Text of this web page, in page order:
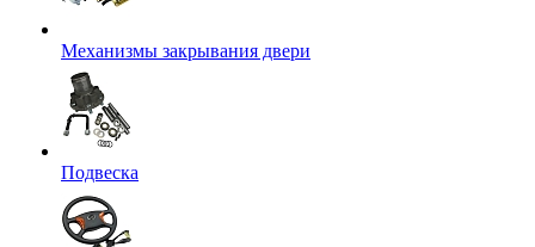
Механизмы закрывания двери
Подвеска